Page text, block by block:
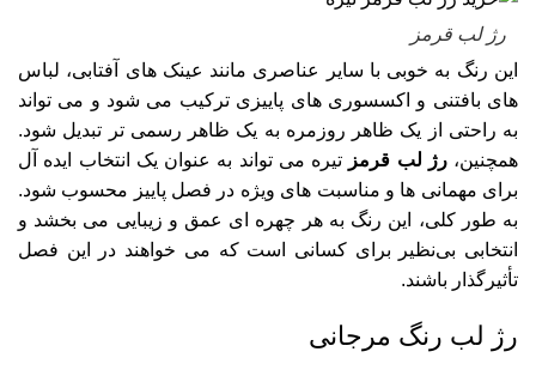
رژ لب قرمز
این رنگ به‌ خوبی با سایر عناصری مانند عینک‌ های آفتابی، لباس‌
های بافتنی و اکسسوری‌ های پاییزی ترکیب می‌ شود و می‌ تواند
به راحتی از یک ظاهر روزمره به یک ظاهر رسمی‌ تر تبدیل شود.
همچنین،رژ لب قرمز تیره می‌ تواند به عنوان یک انتخاب ایده‌ آل
برای مهمانی‌ ها و مناسبت‌ های ویژه در فصل پاییز محسوب شود.
به طور کلی، این رنگ به هر چهره‌ ای عمق و زیبایی می‌ بخشد و
انتخابی بی‌نظیر برای کسانی است که می‌ خواهند در این فصل
تأثیرگذار باشند.
رژ لب رنگ مرجانی